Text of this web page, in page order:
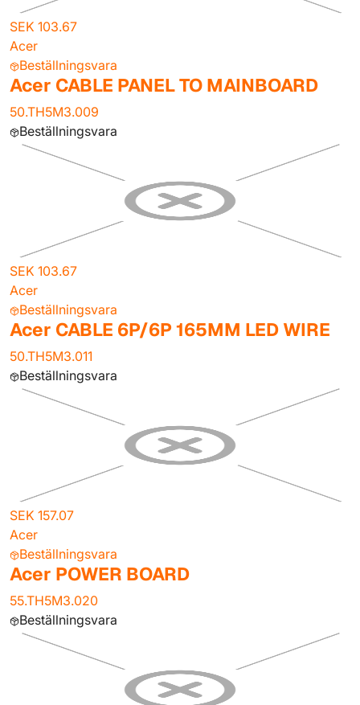
SEK 103.67
Acer
Beställningsvara
Acer CABLE PANEL TO MAINBOARD
50.TH5M3.009
Beställningsvara
SEK 103.67
Acer
Beställningsvara
Acer CABLE 6P/6P 165MM LED WIRE
50.TH5M3.011
Beställningsvara
SEK 157.07
Acer
Beställningsvara
Acer POWER BOARD
55.TH5M3.020
Beställningsvara